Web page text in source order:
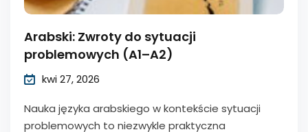
Arabski: Zwroty do sytuacji
problemowych (A1–A2)
kwi 27, 2026
Nauka języka arabskiego w kontekście sytuacji
problemowych to niezwykle praktyczna